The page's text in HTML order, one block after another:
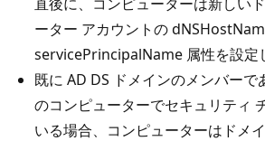
ーター アカウントの
servicePrincipalName 属性を設定
既に AD DS ドメインのメンバー
のコンピューターでセキュリティ
いる場合、コンピューターはドメ